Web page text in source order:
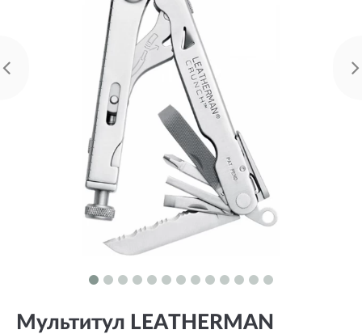
Мультитул LEATHERMAN